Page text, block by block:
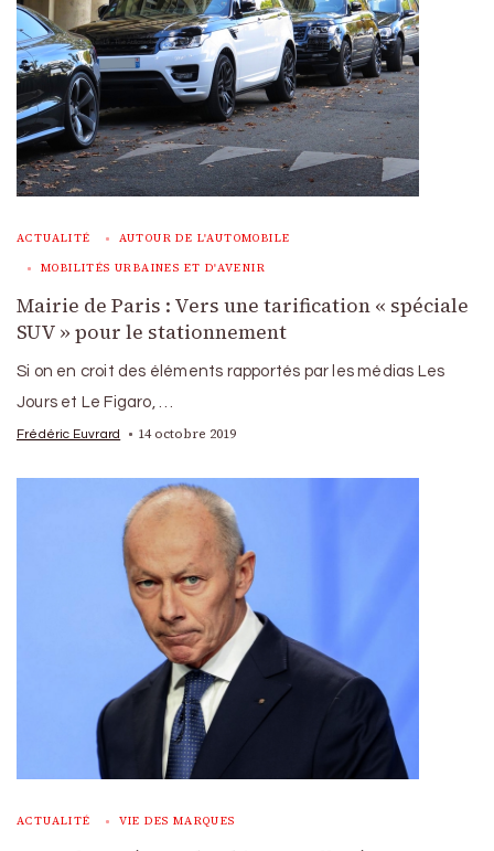
ACTUALITÉ AUTOUR DE L'AUTOMOBILE
MOBILITÉS URBAINES ET D'AVENIR
Mairie de Paris : Vers une tarification « spéciale
SUV » pour le stationnement
Si on en croit des éléments rapportés par les médias Les
Jours et Le Figaro, …
Frédéric Euvrard 14 octobre 2019
ACTUALITÉ VIE DES MARQUES